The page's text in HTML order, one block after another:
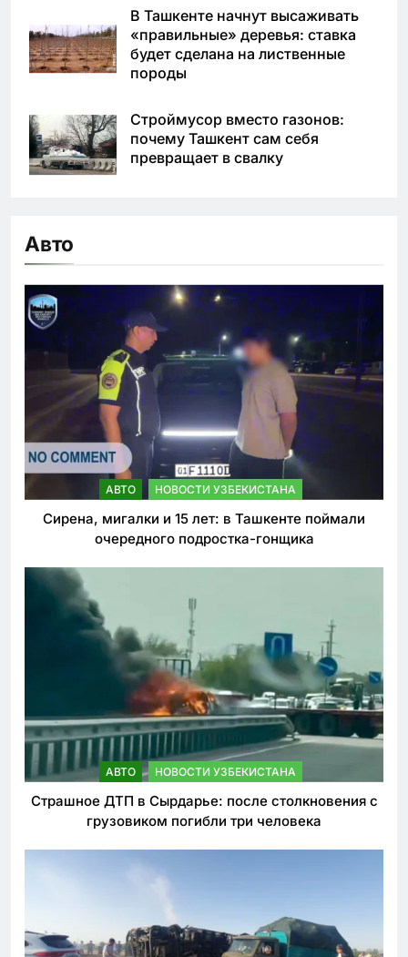
В Ташкенте начнут высаживать
«правильные» деревья: ставка
будет сделана на лиственные
породы
Строймусор вместо газонов:
почему Ташкент сам себя
превращает в свалку
Авто
АВТО НОВОСТИ УЗБЕКИСТАНА
Сирена, мигалки и 15 лет: в Ташкенте поймали
очередного подростка-гонщика
АВТО НОВОСТИ УЗБЕКИСТАНА
Страшное ДТП в Сырдарье: после столкновения с
грузовиком погибли три человека